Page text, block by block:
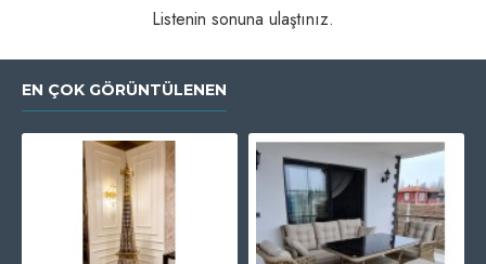
Listenin sonuna ulaştınız.
EN ÇOK GÖRÜNTÜLENEN